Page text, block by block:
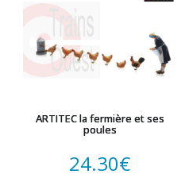
ARTITEC la fermière et ses
poules
24.30€